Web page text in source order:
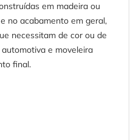
em madeira ou
no acabamento em geral,
necessitam de cor ou de
e moveleira
final.